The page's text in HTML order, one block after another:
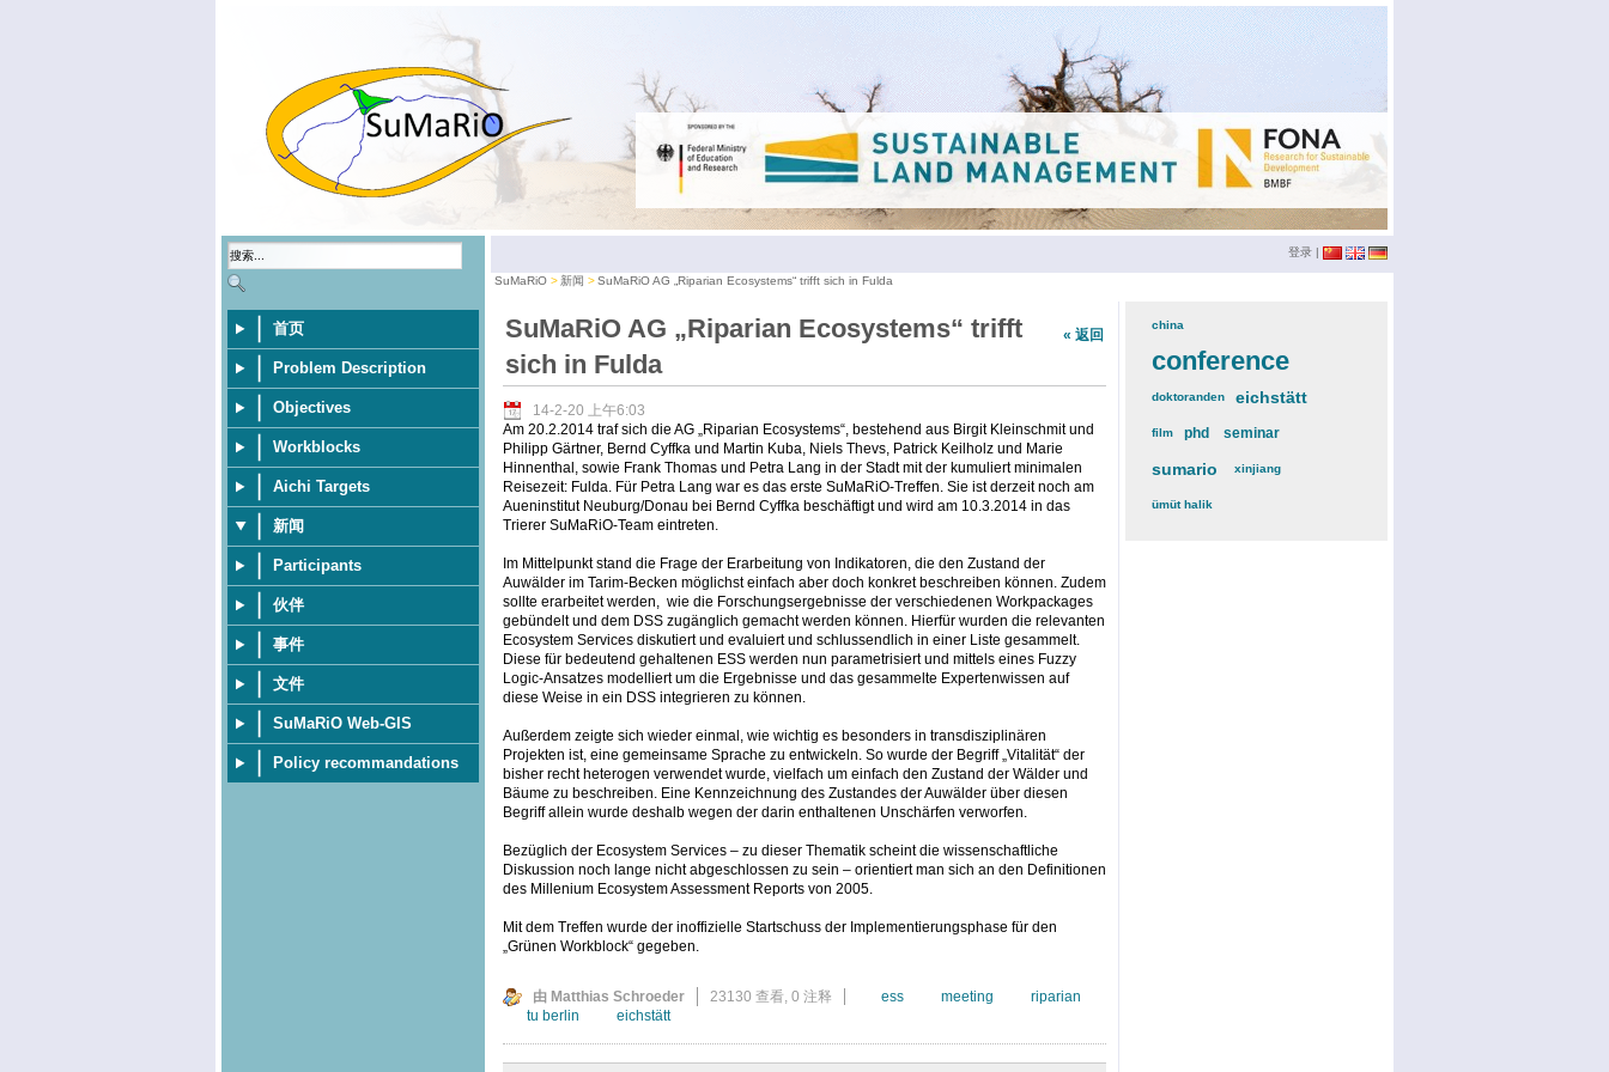
首页
Problem Description
Objectives
Workblocks
Aichi Targets
新闻
Participants
伙伴
事件
文件
SuMaRiO Web-GIS
Policy recommandations
登录 |
SuMaRiO 新闻 SuMaRiO AG „Riparian Ecosystems“ trifft sich in Fulda
« 返回
SuMaRiO AG „Riparian Ecosystems“ trifft
sich in Fulda
14-2-20 上午6:03
Am 20.2.2014 traf sich die AG „Riparian Ecosystems“, bestehend aus Birgit Kleinschmit und
Philipp Gärtner, Bernd Cyffka und Martin Kuba, Niels Thevs, Patrick Keilholz und Marie
Hinnenthal, sowie Frank Thomas und Petra Lang in der Stadt mit der kumuliert minimalen
Reisezeit: Fulda. Für Petra Lang war es das erste SuMaRiO-Treffen. Sie ist derzeit noch am
Aueninstitut Neuburg/Donau bei Bernd Cyffka beschäftigt und wird am 10.3.2014 in das
Trierer SuMaRiO-Team eintreten.
Im Mittelpunkt stand die Frage der Erarbeitung von Indikatoren, die den Zustand der
Auwälder im Tarim-Becken möglichst einfach aber doch konkret beschreiben können. Zudem
sollte erarbeitet werden, wie die Forschungsergebnisse der verschiedenen Workpackages
gebündelt und dem DSS zugänglich gemacht werden können. Hierfür wurden die relevanten
Ecosystem Services diskutiert und evaluiert und schlussendlich in einer Liste gesammelt.
Diese für bedeutend gehaltenen ESS werden nun parametrisiert und mittels eines Fuzzy
Logic-Ansatzes modelliert um die Ergebnisse und das gesammelte Expertenwissen auf
diese Weise in ein DSS integrieren zu können.
Außerdem zeigte sich wieder einmal, wie wichtig es besonders in transdisziplinären
Projekten ist, eine gemeinsame Sprache zu entwickeln. So wurde der Begriff „Vitalität“ der
bisher recht heterogen verwendet wurde, vielfach um einfach den Zustand der Wälder und
Bäume zu beschreiben. Eine Kennzeichnung des Zustandes der Auwälder über diesen
Begriff allein wurde deshalb wegen der darin enthaltenen Unschärfen verworfen.
Bezüglich der Ecosystem Services – zu dieser Thematik scheint die wissenschaftliche
Diskussion noch lange nicht abgeschlossen zu sein – orientiert man sich an den Definitionen
des Millenium Ecosystem Assessment Reports von 2005.
Mit dem Treffen wurde der inoffizielle Startschuss der Implementierungsphase für den
„Grünen Workblock“ gegeben.
由 Matthias Schroeder 23130 查看, 0 注释 ess meeting
riparian
tu berlin
eichstätt
china(3)
conference(12)
doktoranden(3)eichstätt
film(2)phd (4)seminar
sumario (6)xinjiang(2)
ümüt halik(2)